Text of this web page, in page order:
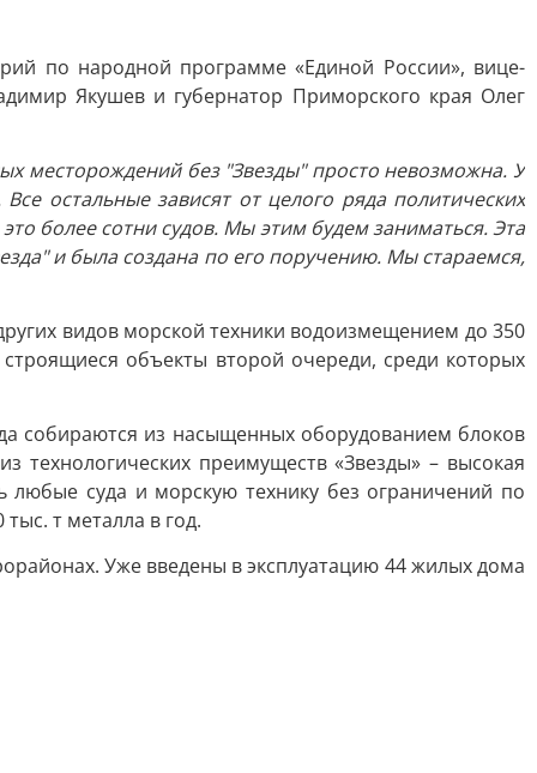
по народной программе «Единой России», вице-
Якушев и губернатор Приморского края Олег
месторождений без "Звезды" просто невозможна. У
остальные зависят от целого ряда политических
более сотни судов. Мы этим будем заниматься. Эта
и была создана по его поручению. Мы стараемся,
видов морской техники водоизмещением до 350
объекты второй очереди, среди которых
собираются из насыщенных оборудованием блоков
преимуществ «Звезды» – высокая
любые суда и морскую технику без ограничений по
т металла в год.
Уже введены в эксплуатацию 44 жилых дома